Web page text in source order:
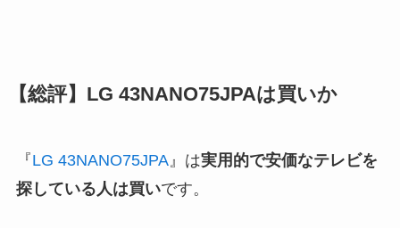
【総評】LG 43NANO75JPAは買いか
『LG 43NANO75JPA』は実用的で安価なテレビを
探している人は買いです。